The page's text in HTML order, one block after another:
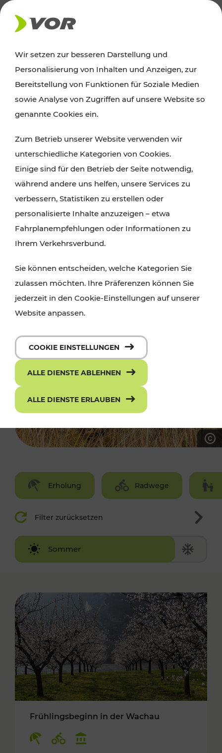
AKTUELLES
Ausflugstipps
Wien, Niederösterreich und das Burgenland
Wanderungen, Kultur und Gastronomie,
Radtouren oder purer Naturgenuss – viele
Attraktionen sind mit den Ticket- und Fahrplan-
Angeboten des VOR gut und schnell erreichbar.
Erholung Radwege
Filter zurücksetzen
Sommer
Winter
Frühlingsbeginn in der Wachau
Wir setzen zur besseren Darstellung und
Personalisierung von Inhalten und Anzeigen, zur
Bereitstellung von Funktionen für Soziale Medien
sowie Analyse von Zugriffen auf unsere Website so
genannte Cookies ein.
Zum Betrieb unserer Website verwenden wir
unterschiedliche Kategorien von Cookies.
Einige sind für den Betrieb der Seite notwendig,
während andere uns helfen, unsere Services zu
verbessern, Statistiken zu erstellen oder
personalisierte Inhalte anzuzeigen – etwa
Fahrplanempfehlungen oder Informationen zu
Ihrem Verkehrsverbund.
Sie können entscheiden, welche Kategorien Sie
zulassen möchten. Ihre Präferenzen können Sie
jederzeit in den Cookie-Einstellungen auf unserer
Website anpassen.
COOKIE EINSTELLUNGEN
ALLE DIENSTE ABLEHNEN
ALLE DIENSTE ERLAUBEN